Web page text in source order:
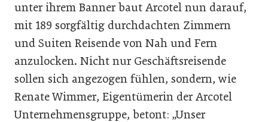
unter ihrem Banner baut Arcotel nun darauf,
mit 189 sorgfältig durchdachten Zimmern
und Suiten Reisende von Nah und Fern
anzulocken. Nicht nur Geschäftsreisende
sollen sich angezogen fühlen, sondern, wie
Renate Wimmer, Eigentümerin der Arcotel
Unternehmensgruppe, betont: „Unser